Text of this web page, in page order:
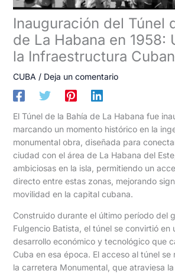
Inauguración del Túnel
de La Habana en 1958:
la Infraestructura
CUBA / Deja un comentario
El Túnel de la Bahía de La Habana fue
marcando un momento histórico en la
monumental obra, diseñada para
ciudad con el área de La Habana del
ambiciosas en la isla, permitiendo un
directo entre estas zonas, mejorando
movilidad en la capital cubana.
Construido durante el último período del
Fulgencio Batista, el túnel se convirtió en
desarrollo económico y tecnológico que
Cuba en esa época. El acceso al túnel
la carretera Monumental, que atraviesa